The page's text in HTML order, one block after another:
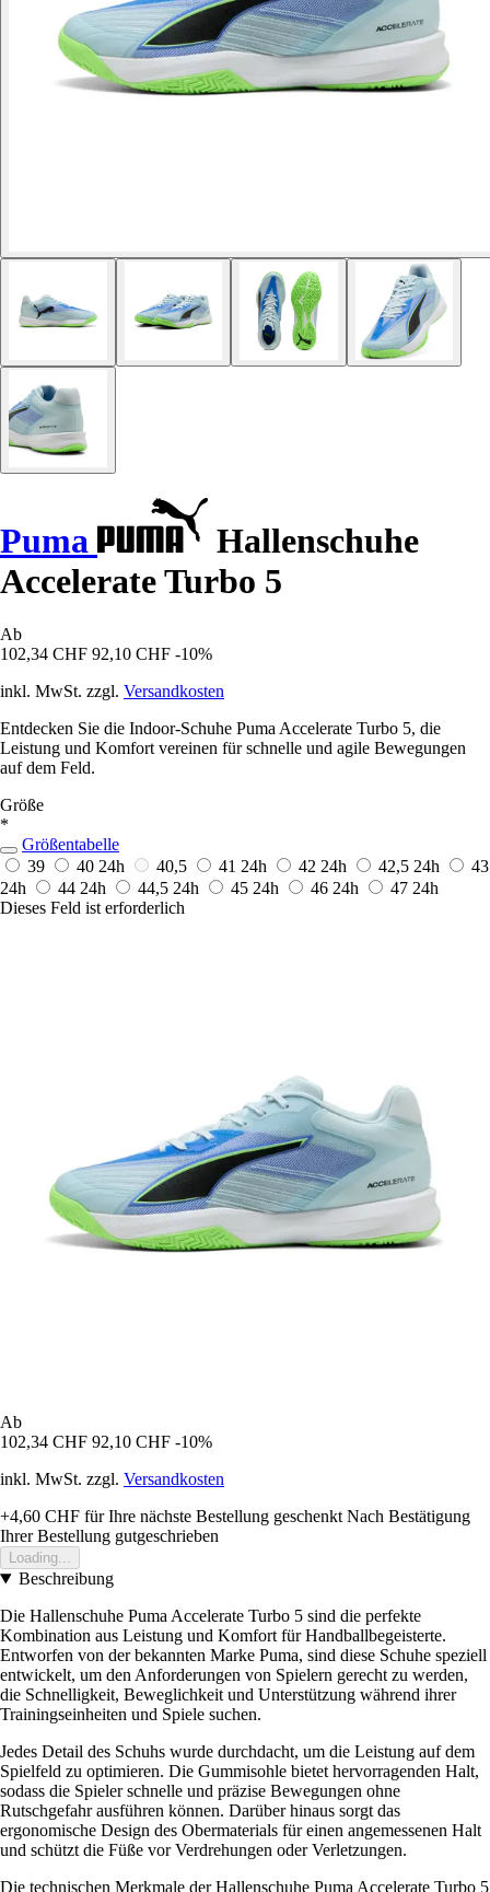
Puma
Hallenschuhe
Accelerate Turbo 5
Ab
102,34 CHF 92,10 CHF -10%
inkl. MwSt. zzgl. Versandkosten
Entdecken Sie die Indoor-Schuhe Puma Accelerate Turbo 5, die
Leistung und Komfort vereinen für schnelle und agile Bewegungen
auf dem Feld.
Größe
*
Größentabelle
39
40 24h 40,5 41 24h 42 24h 42,5 24h
43
24h
44 24h 44,5 24h 45 24h 46 24h 47 24h
Dieses Feld ist erforderlich
Ab
102,34 CHF 92,10 CHF -10%
inkl. MwSt. zzgl. Versandkosten
+4,60 CHF für Ihre nächste Bestellung geschenkt Nach Bestätigung
Ihrer Bestellung gutgeschrieben
Loading...
Beschreibung
Die Hallenschuhe Puma Accelerate Turbo 5 sind die perfekte
Kombination aus Leistung und Komfort für Handballbegeisterte.
Entworfen von der bekannten Marke Puma, sind diese Schuhe speziell
entwickelt, um den Anforderungen von Spielern gerecht zu werden,
die Schnelligkeit, Beweglichkeit und Unterstützung während ihrer
Trainingseinheiten und Spiele suchen.
Jedes Detail des Schuhs wurde durchdacht, um die Leistung auf dem
Spielfeld zu optimieren. Die Gummisohle bietet hervorragenden Halt,
sodass die Spieler schnelle und präzise Bewegungen ohne
Rutschgefahr ausführen können. Darüber hinaus sorgt das
ergonomische Design des Obermaterials für einen angemessenen Halt
und schützt die Füße vor Verdrehungen oder Verletzungen.
Die technischen Merkmale der Hallenschuhe Puma Accelerate Turbo 5